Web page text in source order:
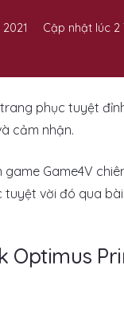
Cập nhật lúc 2
phục tuyệt
cảm nhận.
game Game4V
vời đó qua
Optimus